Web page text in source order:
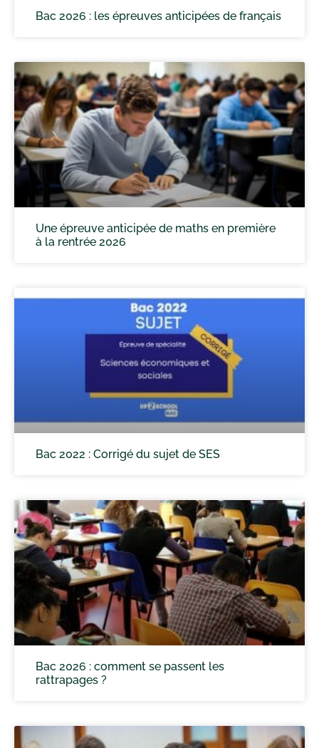
Bac 2026 : les épreuves anticipées de français
Une épreuve anticipée de maths en première
à la rentrée 2026
Bac 2022 : Corrigé du sujet de SES
Bac 2026 : comment se passent les
rattrapages ?